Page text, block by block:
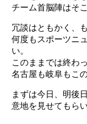
チーム首脳陣はそ
冗談はともかく、
何度もスポーツニ
い。
このままでは終わ
名古屋も岐阜もこ
まずは今日、明後日
意地を見せてもらい